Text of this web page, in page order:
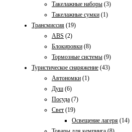
Такелажные наборы (3)
Такелажные сумки (1)
Трансмиссия (19)
ABS (2)
Блокировки (8)
Тормозные системы (9)
Туристическое снаряжение (43)
Автономки (1)
Душ (6)
Посуда (7)
Свет (19)
Освещение лагеря (14)